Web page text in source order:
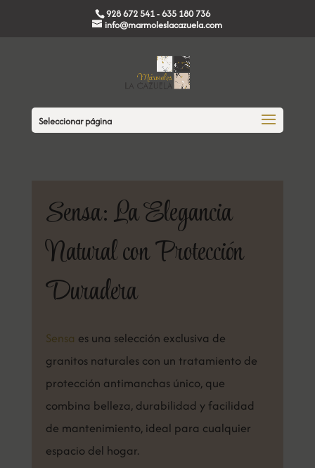
928 672 541 - 635 180 736
info@marmoleslacazuela.com
Seleccionar página
Sensa: La Elegancia
Natural con Protección
Duradera
Sensa es una selección exclusiva de
granitos naturales con un tratamiento de
protección antimanchas único, que
combina belleza, durabilidad y facilidad
de mantenimiento, ideal para cualquier
espacio del hogar.